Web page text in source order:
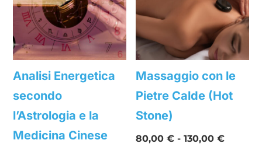
Analisi Energetica
secondo
l’Astrologia e la
Medicina Cinese
Massaggio con le
Pietre Calde (Hot
Stone)
80,00€ - 130,00€Fascia